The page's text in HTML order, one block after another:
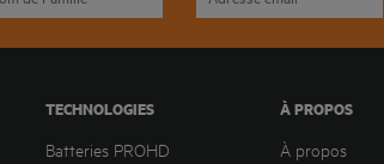
TECHNOLOGIES
Batteries PROHD
À PROPOS
À propos